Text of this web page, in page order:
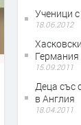
Ученици
18.06.2012
Германия
15.09.2011
Деца със
в Англия
18.04.2011